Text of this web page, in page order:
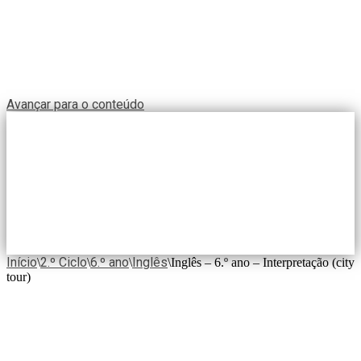
Avançar para o conteúdo
Início\2.º Ciclo\6.º ano\Inglês\Inglês – 6.º ano – Interpretação (city
tour)